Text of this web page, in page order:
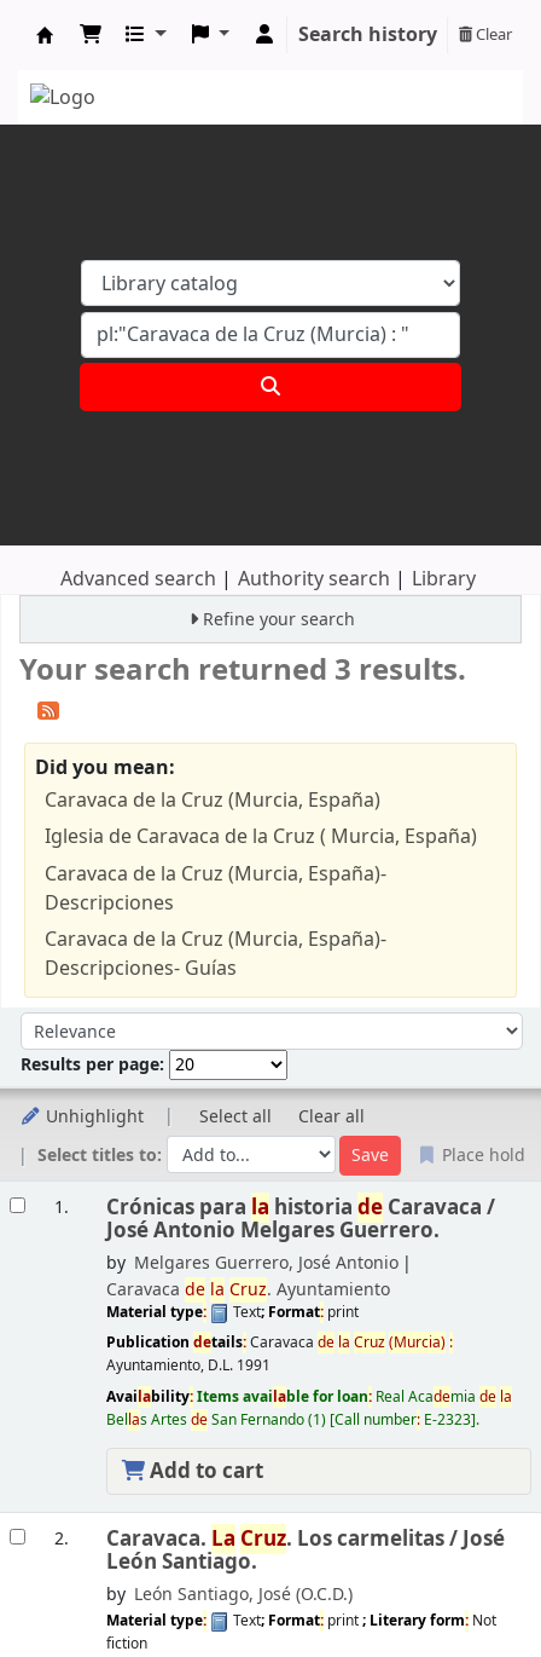
Search history Clear
Advanced search Authority search Library
Refine your search
Your search returned 3 results.
Did you mean:
Caravaca de la Cruz (Murcia, España)
Iglesia de Caravaca de la Cruz ( Murcia, España)
Caravaca de la Cruz (Murcia, España)-
Descripciones
Caravaca de la Cruz (Murcia, España)-
Descripciones- Guías
Sort by:
Results per page:
Unhighlight Select all
Clear all
Select titles to:
Place hold
1. Crónicas para la historia deCaravaca /
José Antonio Melgares Guerrero.
by Melgares Guerrero, José Antonio
Caravaca de la Cruz. Ayuntamiento
Material type: Text; Format: print
Publication details:Caravaca de la Cruz(Murcia) :
Ayuntamiento, D.L. 1991
Availability:Items available for loan: Real Academia de la
Bellas ArtesdeSan Fernando(1) Call number: E-2323 .
Add to cart
2. Caravaca. La Cruz. Los carmelitas /José
León Santiago.
by León Santiago, José (O.C.D.)
Material type: Text; Format: print; Literary form: Not
fiction